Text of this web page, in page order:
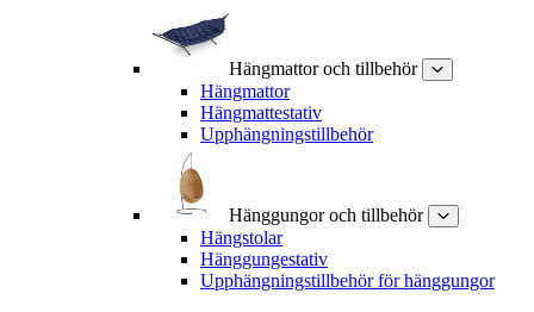
Hängmattor och tillbehör
Hängmattor
Hängmattestativ
Upphängningstillbehör
Hänggungor och tillbehör
Hängstolar
Hänggungestativ
Upphängningstillbehör för hänggungor